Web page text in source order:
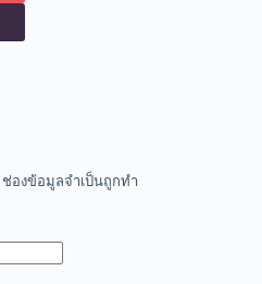
ช่องข้อมูลจำเป็นถูกทำ